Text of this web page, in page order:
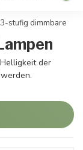
3-stufig dimmbare
der